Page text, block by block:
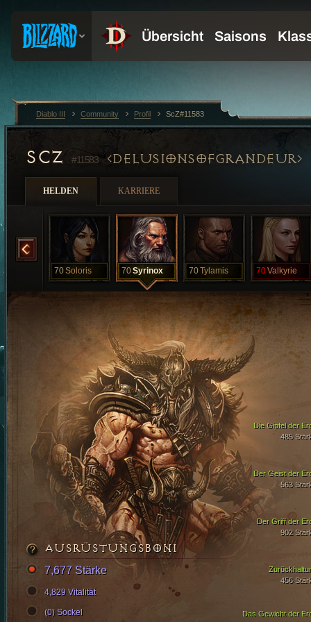
SCZ #11583 DELUSIONSOFGRANDEUR
HELDEN KARRIERE
70Soloris 70Syrinox 70Tylamis 70Valkyrie
Der Geist der
563
Der Griff der
902
Die Gipfel der
485
Das Gewicht der
456
AUSRÜSTUNGSBONI
7,677 Stärke
4,829 Vitalität
(0) Sockel
Diablo III Community Profil ScZ#11583